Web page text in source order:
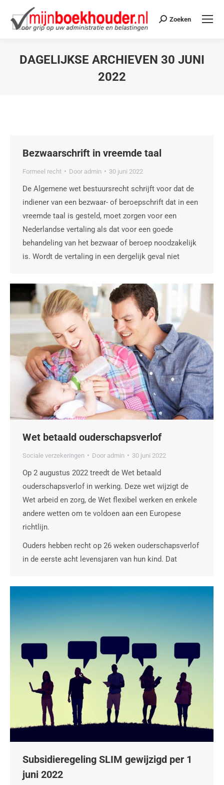
Zoeken
DAGELIJKSE ARCHIEVEN 30 JUNI
2022
Bezwaarschrift in vreemde taal
Formeel recht Door admin 30 juni 2022
De Algemene wet bestuursrecht schrijft voor dat de
indiener van een bezwaar- of beroepschrift dat in een
vreemde taal is gesteld, moet zorgen voor een
Nederlandse vertaling als dat voor een goede
behandeling van het bezwaar of beroep noodzakelijk
is. Wordt de vertaling in een dergelijk geval niet
Wet betaald ouderschapsverlof
Sociale verzekeringen Door admin 30 juni 2022
Op 2 augustus 2022 treedt de Wet betaald
ouderschapsverlof in werking. Deze wet wijzigt de
Wet arbeid en zorg, de Wet flexibel werken en enkele
andere wetten om te voldoen aan een Europese
richtlijn.
Ouders hebben recht op 26 weken ouderschapsverlof
in de eerste acht levensjaren van hun kind. Dat
Subsidieregeling SLIM gewijzigd per 1
juni 2022